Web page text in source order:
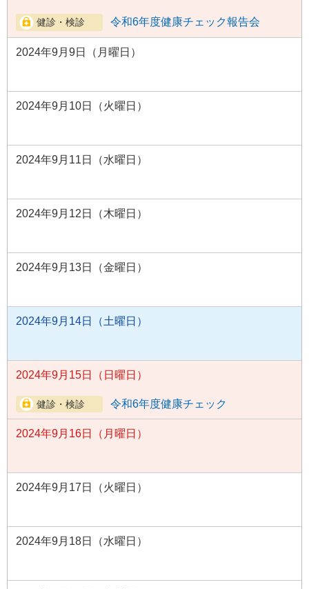
令和6年度健康チェック報告会
2024年9月9日（月曜日）
2024年9月10日（火曜日）
2024年9月11日（水曜日）
2024年9月12日（木曜日）
2024年9月13日（金曜日）
2024年9月14日（土曜日）
2024年9月15日（日曜日）
令和6年度健康チェック
2024年9月16日（月曜日）
2024年9月17日（火曜日）
2024年9月18日（水曜日）